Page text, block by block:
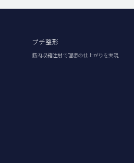
プチ整形
筋肉収縮注射で理想の仕上がりを実現